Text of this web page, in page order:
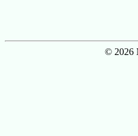
© 2026